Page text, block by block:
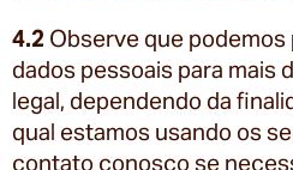
4.2 Observe que
dados pessoais para mais
legal, dependendo da
qual estamos usando os
contato conosco se